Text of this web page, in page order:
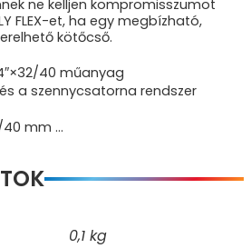
ne kelljen kompromisszumot
FLEX-et, ha egy megbízható,
kötőcső.
40 műanyag
a szennycsatorna rendszer
40 mm …
0,1 kg